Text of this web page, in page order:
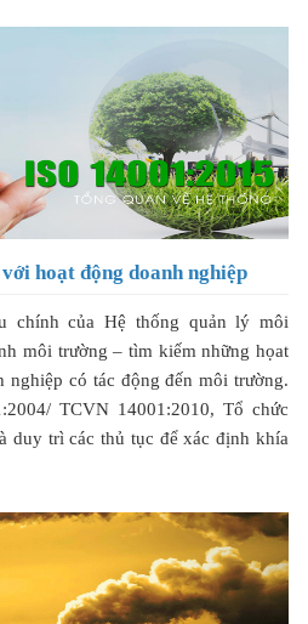
hoạt động doanh nghiệp
chính của Hệ thống quản lý môi
môi trường – tìm kiếm những họat
nghiệp có tác động đến môi trường.
TCVN 14001:2010, Tổ chức
duy trì các thủ tục để xác định khía